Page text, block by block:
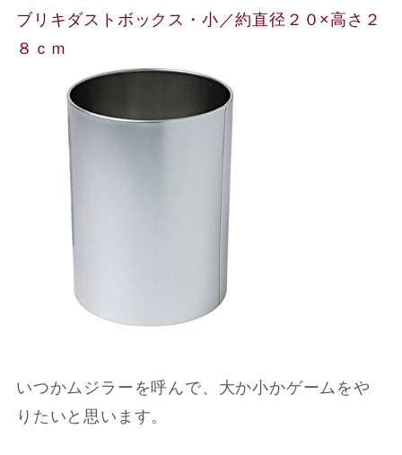
ブリキダストボックス・小／約直径２０×高さ２
８ｃｍ
いつかムジラーを呼んで、大か小かゲームをや
りたいと思います。